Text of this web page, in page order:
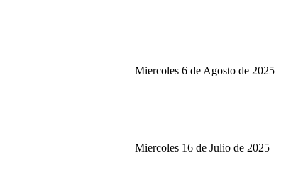
Miercoles 6 de Agosto de 2025
Miercoles 16 de Julio de 2025